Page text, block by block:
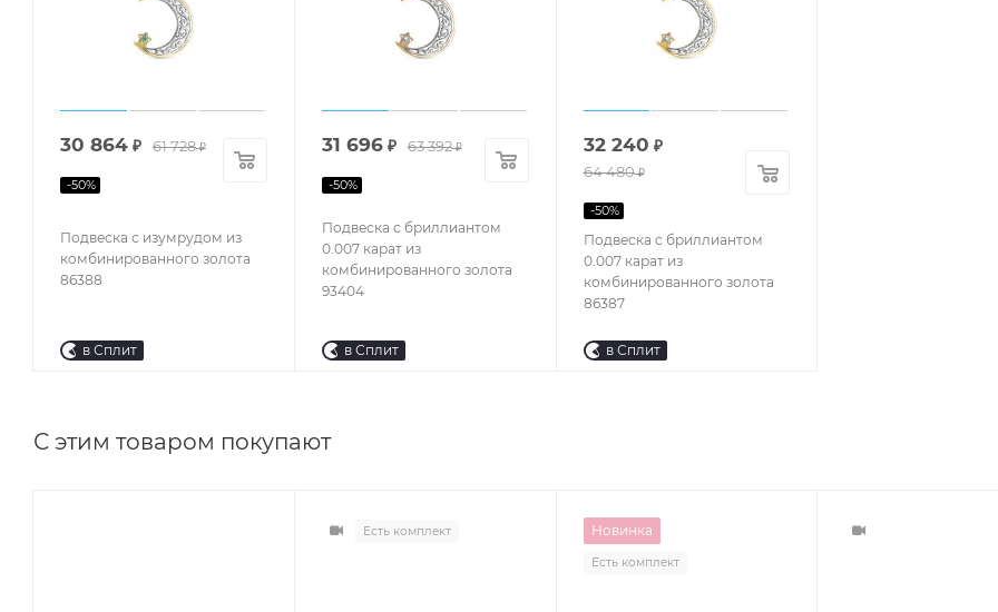
Подвеска с изумрудом из
комбинированного золота
86388
30 864 ₽ 61 728₽
-50%
в Сплит
Подвеска с бриллиантом
0.007 карат из
комбинированного золота
93404
31 696₽ 63 392₽
-50%
в Сплит
Подвеска с бриллиантом
0.007 карат из
комбинированного золота
86387
32 240 ₽
64 480₽
-50%
в Сплит
С этим товаром покупают
Есть комплект Новинка
Есть комплект